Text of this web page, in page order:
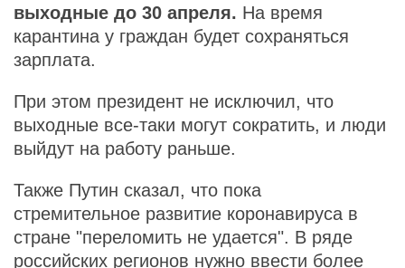
выходные до 30 апреля. На время
карантина у граждан будет сохраняться
зарплата.
При этом президент не исключил, что
выходные все-таки могут сократить, и люди
выйдут на работу раньше.
Также Путин сказал, что пока
стремительное развитие коронавируса в
стране "переломить не удается". В ряде
российских регионов нужно ввести более